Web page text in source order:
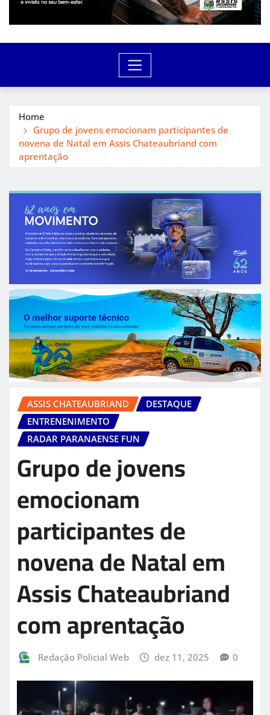
Home
Grupo de jovens emocionam participantes de
novena de Natal em Assis Chateaubriand com
aprentação
ASSIS CHATEAUBRIAND
DESTAQUE
ENTRENENIMENTO
RADAR PARANAENSE FUN
Grupo de jovens
emocionam
participantes de
novena de Natal em
Assis Chateaubriand
com aprentação
Redação Policial Web dez 11, 2025 0